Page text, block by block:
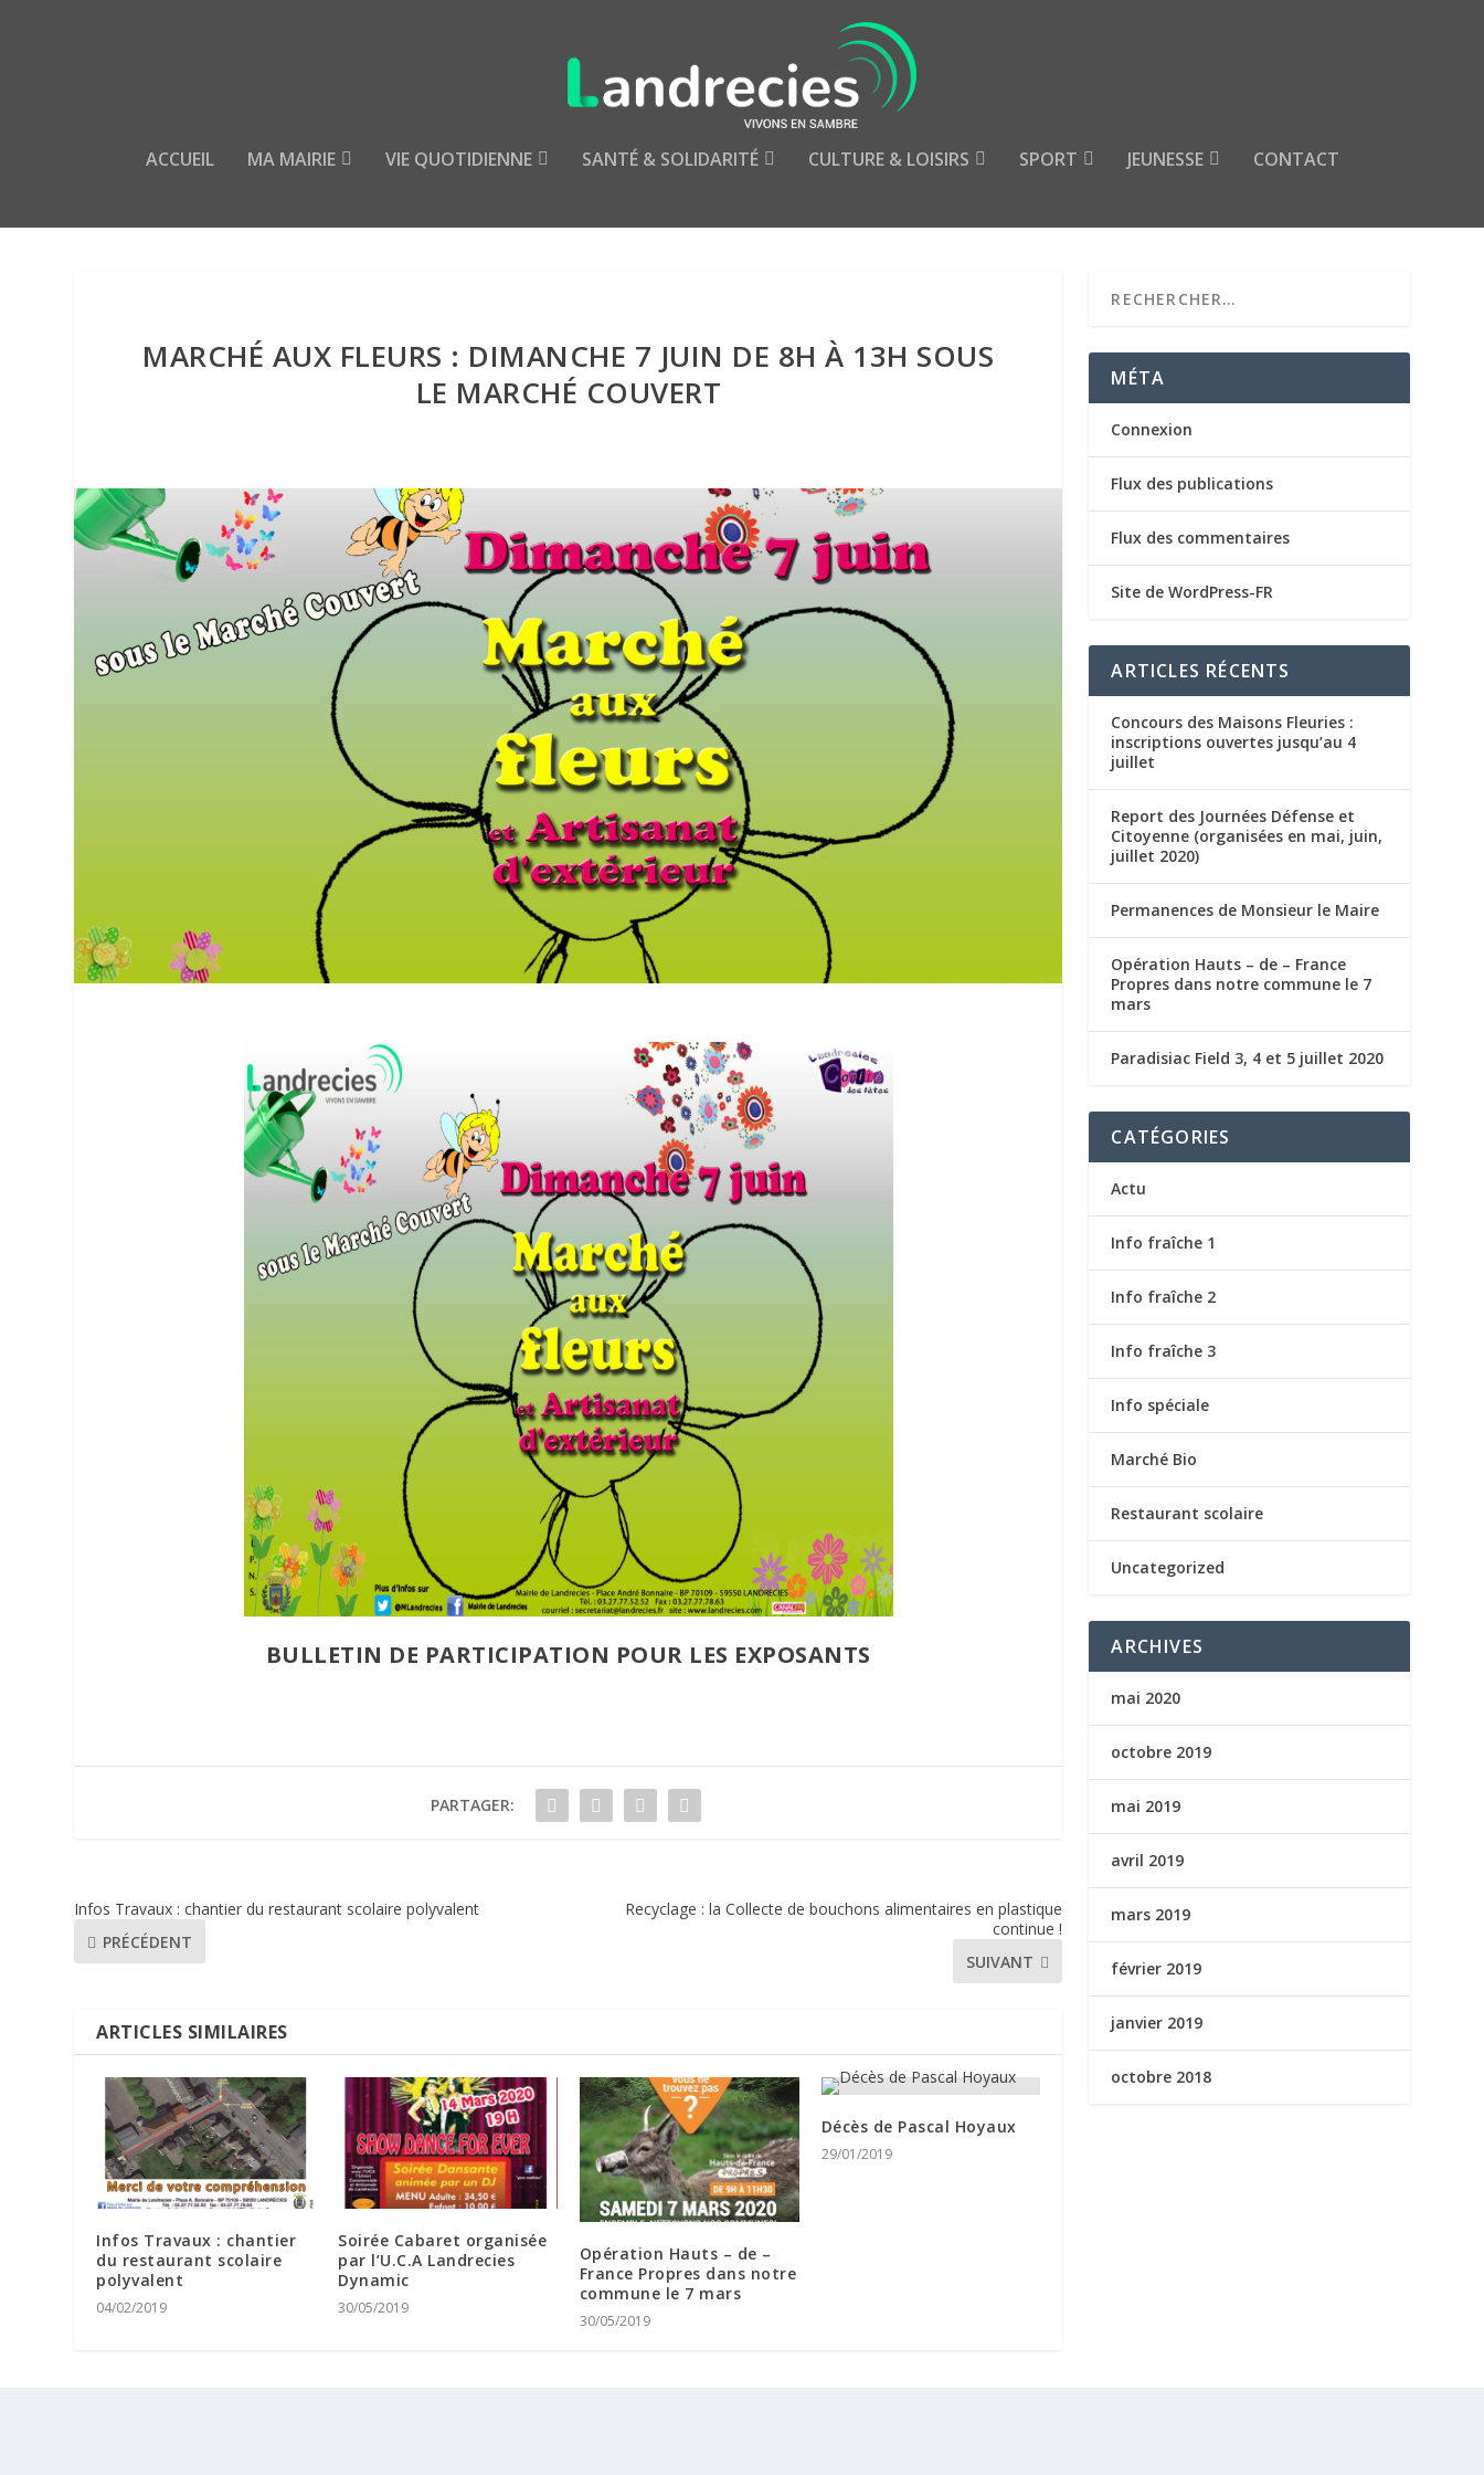
ACCUEIL MA MAIRIE VIE QUOTIDIENNE SANTÉ & SOLIDARITÉ CULTURE & LOISIRS SPORT JEUNESSE CONTACT
MARCHÉ AUX FLEURS : DIMANCHE 7 JUIN DE 8H À 13H SOUS
LE MARCHÉ COUVERT
BULLETIN DE PARTICIPATION POUR LES EXPOSANTS
PARTAGER:
Infos Travaux : chantier du restaurant scolaire polyvalent
PRÉCÉDENT
Recyclage : la Collecte de bouchons alimentaires en plastique
continue !
SUIVANT
ARTICLES SIMILAIRES
Infos Travaux : chantier
du restaurant scolaire
polyvalent
04/02/2019
Soirée Cabaret organisée
par l’U.C.A Landrecies
Dynamic
30/05/2019
Opération Hauts – de –
France Propres dans notre
commune le 7 mars
30/05/2019
Décès de Pascal Hoyaux
29/01/2019
MÉTA
Connexion
Flux des publications
Flux des commentaires
Site de WordPress-FR
ARTICLES RÉCENTS
Concours des Maisons Fleuries :
inscriptions ouvertes jusqu’au 4
juillet
Report des Journées Défense et
Citoyenne (organisées en mai, juin,
juillet 2020)
Permanences de Monsieur le Maire
Opération Hauts – de – France
Propres dans notre commune le 7
mars
Paradisiac Field 3, 4 et 5 juillet 2020
CATÉGORIES
Actu
Info fraîche 1
Info fraîche 2
Info fraîche 3
Info spéciale
Marché Bio
Restaurant scolaire
Uncategorized
ARCHIVES
mai 2020
octobre 2019
mai 2019
avril 2019
mars 2019
février 2019
janvier 2019
octobre 2018